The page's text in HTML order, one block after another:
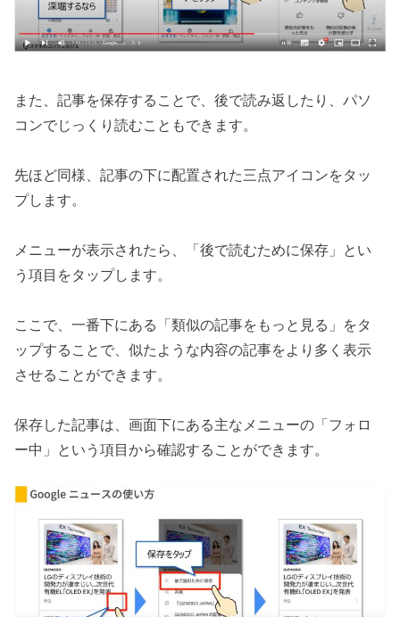
また、記事を保存することで、後で読み返したり、パソ
コンでじっくり読むこともできます。
先ほど同様、記事の下に配置された三点アイコンをタッ
プします。
メニューが表示されたら、「後で読むために保存」とい
う項目をタップします。
ここで、一番下にある「類似の記事をもっと見る」をタ
ップすることで、似たような内容の記事をより多く表示
させることができます。
保存した記事は、画面下にある主なメニューの「フォロ
ー中」という項目から確認することができます。